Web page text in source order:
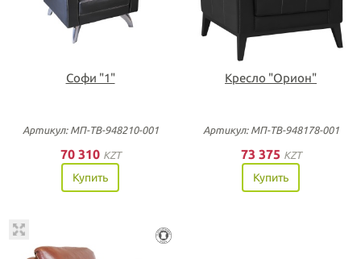
Софи "1"
Артикул: МП-ТВ-948210-001
70 310 KZT
Купить
Кресло "Орион"
Артикул: МП-ТВ-948178-001
73 375 KZT
Купить